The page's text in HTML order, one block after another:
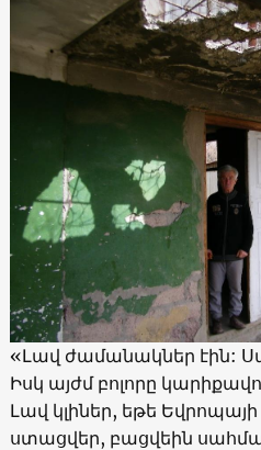
«Լավ ժամանակներ էին:
Իսկ այժմ բոլորը
Լավ կլիներ, եթե
ստացվեր, բացվեին